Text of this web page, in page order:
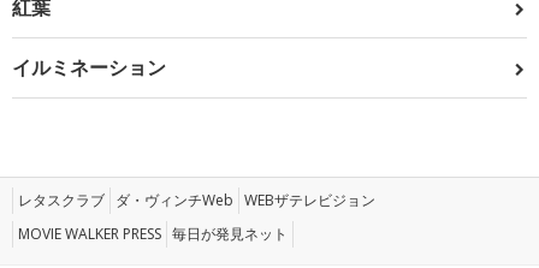
紅葉
イルミネーション
レタスクラブ ダ・ヴィンチWeb WEBザテレビジョン
MOVIE WALKER PRESS 毎日が発見ネット